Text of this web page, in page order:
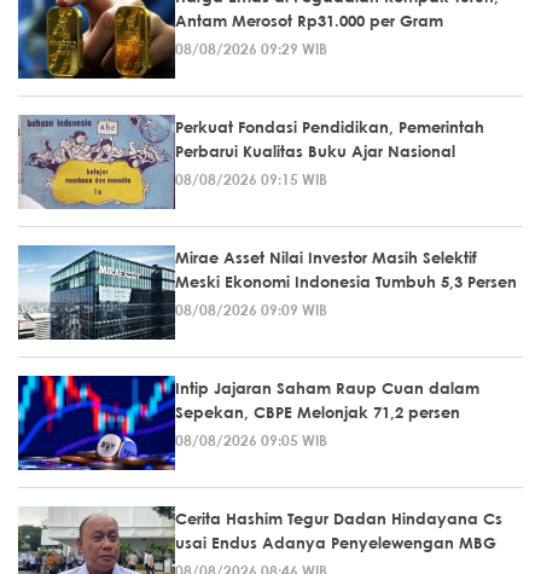
Antam Merosot Rp31.000 per Gram
08/08/2026 09:29 WIB
Perkuat Fondasi Pendidikan, Pemerintah
Perbarui Kualitas Buku Ajar Nasional
08/08/2026 09:15 WIB
Mirae Asset Nilai Investor Masih Selektif
Meski Ekonomi Indonesia Tumbuh 5,3 Persen
08/08/2026 09:09 WIB
Intip Jajaran Saham Raup Cuan dalam
Sepekan, CBPE Melonjak 71,2 persen
08/08/2026 09:05 WIB
Cerita Hashim Tegur Dadan Hindayana Cs
usai Endus Adanya Penyelewengan MBG
08/08/2026 08:46 WIB